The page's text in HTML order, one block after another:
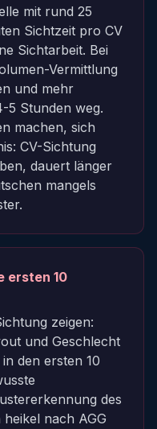
mit rund 25
Sichtzeit pro CV
Sichtarbeit. Bei
Vermittlung
und mehr
5 Stunden weg.
machen, sich
CV-Sichtung
dauert länger
mangels
ersten 10
zeigen:
und Geschlecht
den ersten 10
des
nach AGG